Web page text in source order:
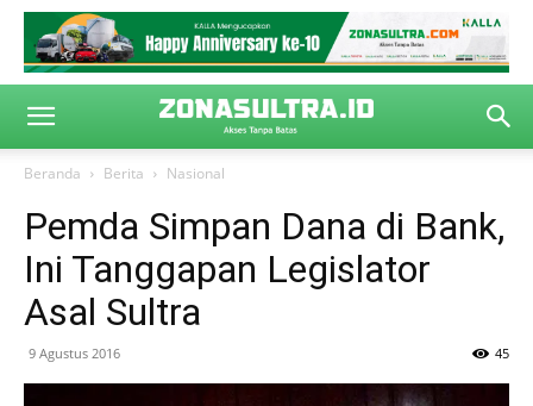
Beranda Berita Nasional
Pemda Simpan Dana di Bank,
Ini Tanggapan Legislator
Asal Sultra
9 Agustus 2016 45